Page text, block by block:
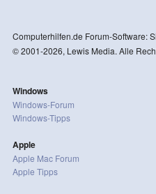
Computerhilfen.de Forum-Software:
© 2001-2026, Lewis Media. Alle
Windows
Windows-Forum
Windows-Tipps
Apple
Apple Mac Forum
Apple Tipps